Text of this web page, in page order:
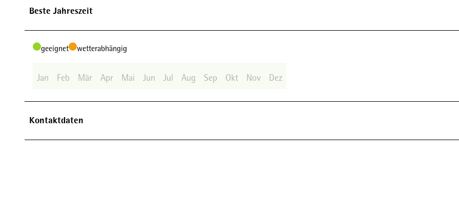
Beste Jahreszeit
geeignet wetterabhängig
Jan Feb Mär Apr Mai Jun Jul Aug Sep Okt Nov Dez
Kontaktdaten